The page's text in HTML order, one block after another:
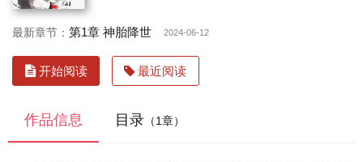
最新章节： 第1章 神胎降世 2024-06-12
开始阅读 最近阅读
作品信息 目录 （1章）